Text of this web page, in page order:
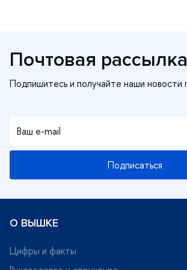
Почтовая рассылка
Подписаться
О ВЫШКЕ
Цифры и факты